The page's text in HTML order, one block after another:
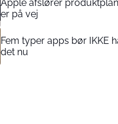
Apple afslører
er på vej
Fem typer apps bør IKKE
det nu